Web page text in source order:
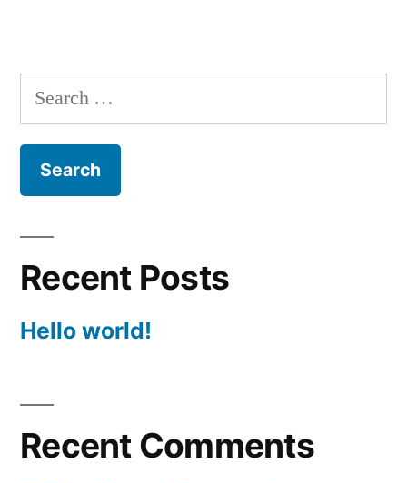
Search
for:
Recent Posts
Hello world!
Recent Comments